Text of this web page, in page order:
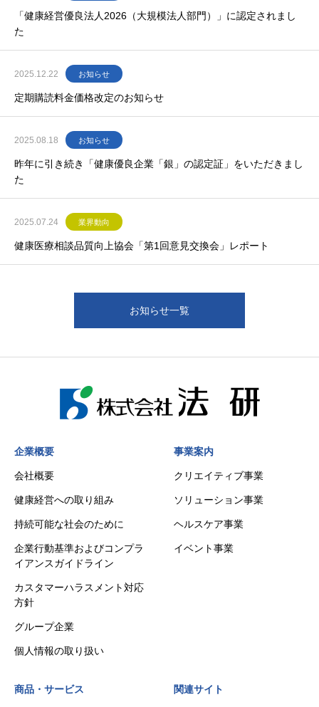
「健康経営優良法人2026（大規模法人部門）」に認定されまし
た
2025.12.22 お知らせ
定期購読料金価格改定のお知らせ
2025.08.18 お知らせ
昨年に引き続き「健康優良企業「銀」の認定証」をいただきまし
た
2025.07.24 業界動向
健康医療相談品質向上協会「第1回意見交換会」レポート
お知らせ一覧
企業概要
会社概要
健康経営への取り組み
持続可能な社会のために
企業行動基準およびコンプラ
イアンスガイドライン
カスタマーハラスメント対応
方針
グループ企業
個人情報の取り扱い
事業案内
クリエイティブ事業
ソリューション事業
ヘルスケア事業
イベント事業
商品・サービス 関連サイト